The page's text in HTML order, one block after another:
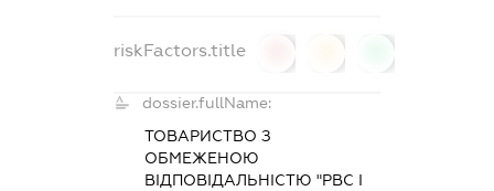
riskFactors.title
dossier.fullName:
ТОВАРИСТВО З
ОБМЕЖЕНОЮ
ВІДПОВІДАЛЬНІСТЮ "РВС І